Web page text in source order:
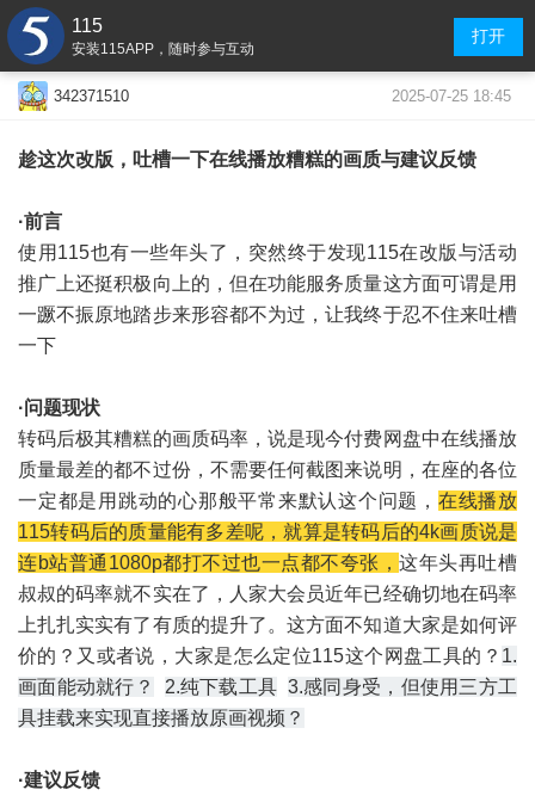
115
安装115APP，随时参与互动
打开
342371510 2025-07-25 18:45
趁这次改版，吐槽一下在线播放糟糕的画质与建议反馈
·前言
使用115也有一些年头了，突然终于发现115在改版与活动
推广上还挺积极向上的，但在功能服务质量这方面可谓是用
一蹶不振原地踏步来形容都不为过，让我终于忍不住来吐槽
一下
·问题现状
转码后极其糟糕的画质码率，说是现今付费网盘中在线播放
质量最差的都不过份，不需要任何截图来说明，在座的各位
一定都是用跳动的心那般平常来默认这个问题， 在线播放
115转码后的质量能有多差呢，就算是转码后的4k画质说是
连b站普通1080p都打不过也一点都不夸张，这年头再吐槽
叔叔的码率就不实在了，人家大会员近年已经确切地在码率
上扎扎实实有了有质的提升了。这方面不知道大家是如何评
价的？又或者说，大家是怎么定位115这个网盘工具的？ 1.
画面能动就行？
2.纯下载工具 3.感同身受，但使用三方工
具挂载来实现直接播放原画视频？
·建议反馈